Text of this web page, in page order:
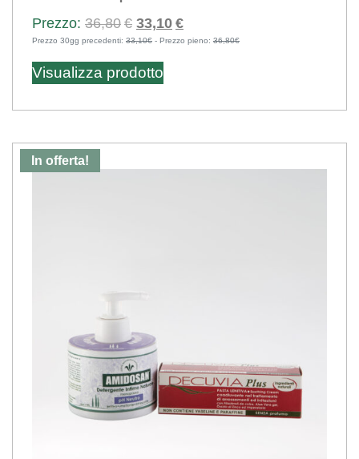
36,80 € Il
prezzo
originale
era:
36,80€.
33,10 €Il
prezzo
33,10€.
Prezzo 30gg precedenti: 33,10€ - Prezzo pieno: 36,80€
Visualizza prodotto
In offerta!